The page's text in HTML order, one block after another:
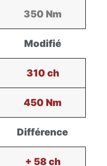
350 Nm
Modifié
310 ch
450 Nm
Différence
+ 58 ch